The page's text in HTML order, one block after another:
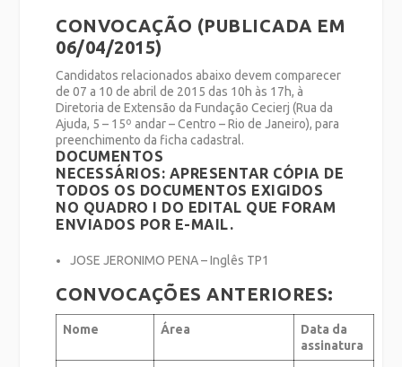
CONVOCAÇÃO (PUBLICADA EM
06/04/2015)
Candidatos relacionados abaixo devem comparecer
de 07 a 10 de abril de 2015 das 10h às 17h, à
Diretoria de Extensão da Fundação Cecierj (Rua da
Ajuda, 5 – 15º andar – Centro – Rio de Janeiro), para
preenchimento da ficha cadastral.
DOCUMENTOS
NECESSÁRIOS: APRESENTAR CÓPIA DE
TODOS OS DOCUMENTOS EXIGIDOS
NO QUADRO I DO EDITAL QUE FORAM
ENVIADOS POR E-MAIL.
JOSE JERONIMO PENA – Inglês TP1
CONVOCAÇÕES ANTERIORES:
Nome Área
Data da
assinatura